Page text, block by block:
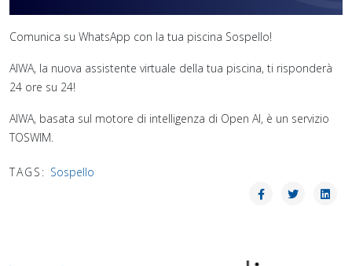
Comunica su WhatsApp con la tua piscina Sospello!
AIWA, la nuova assistente virtuale della tua piscina, ti risponderà
24 ore su 24!
AIWA, basata sul motore di intelligenza di Open AI, è un servizio
TOSWIM.
TAGS: Sospello